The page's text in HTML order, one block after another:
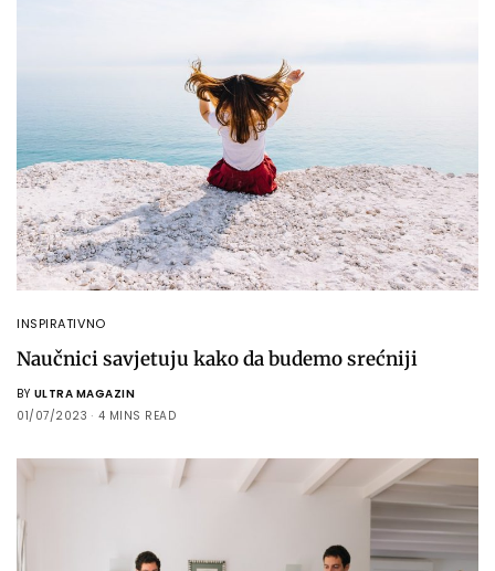
INSPIRATIVNO
Naučnici savjetuju kako da budemo srećniji
BY ULTRA MAGAZIN
01/07/2023
4 MINS READ